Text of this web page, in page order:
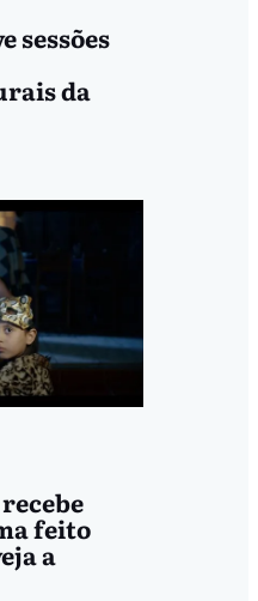
sessões
da
feito
a